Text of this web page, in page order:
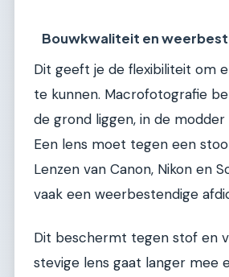
Bouwkwaliteit en
Dit geeft je de flexibiliteit om
te kunnen. Macrofotografie
de grond liggen, in de
Een lens moet tegen een
Lenzen van Canon, Nikon en
vaak een weerbestendige
Dit beschermt tegen stof en
stevige lens gaat langer mee